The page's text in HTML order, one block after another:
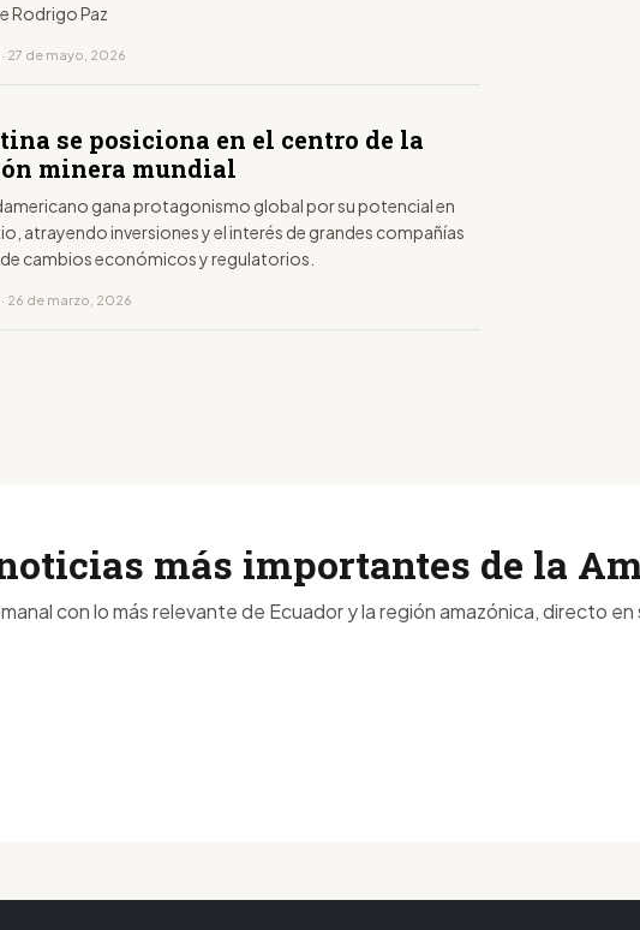
Rodrigo Paz
27 de mayo, 2026
se posiciona en el centro de la
minera mundial
gana protagonismo global por su potencial en
atrayendo inversiones y el interés de grandes compañías
cambios económicos y regulatorios.
26 de marzo, 2026
más importantes de la
con lo más relevante de Ecuador y la región amazónica, directo en